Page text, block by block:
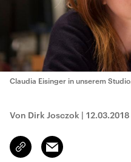
Claudia Eisinger in unserem
Von Dirk Josczok | 12.03.2018
Link
kopieren/teilen
Email